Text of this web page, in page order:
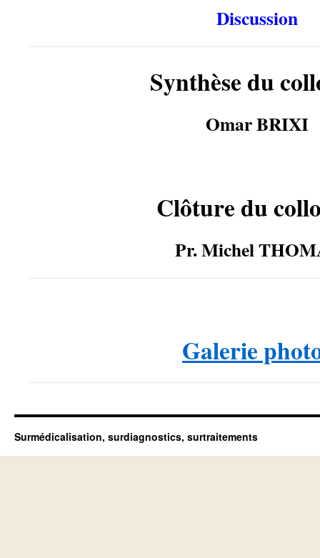
Discussion
Synthèse du
Omar BRIXI
Clôture du
Pr. Michel
Galerie
Surmédicalisation, surdiagnostics, surtraitements